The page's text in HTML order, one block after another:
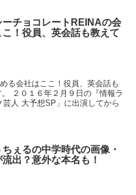
ーチョコレートREINAの会
こ！役員、英会話も教えて
る会社はここ！役員、英会話も
２０１６年２月９日の『情報ラ
人 大予想SP」に出演してから
ちぇるの中学時代の画像・
出？意外な本名も！